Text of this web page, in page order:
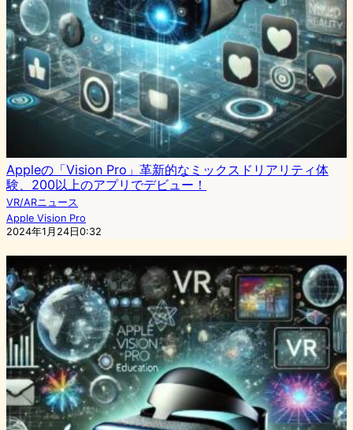
Appleの「Vision Pro」革新的なミックスドリアリティ体
験、200以上のアプリでデビュー！
VR/ARニュース
Apple Vision Pro
2024年1月24日0:32